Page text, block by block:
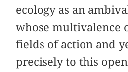
ecology as an
whose multivalence
fields of action and
precisely to this